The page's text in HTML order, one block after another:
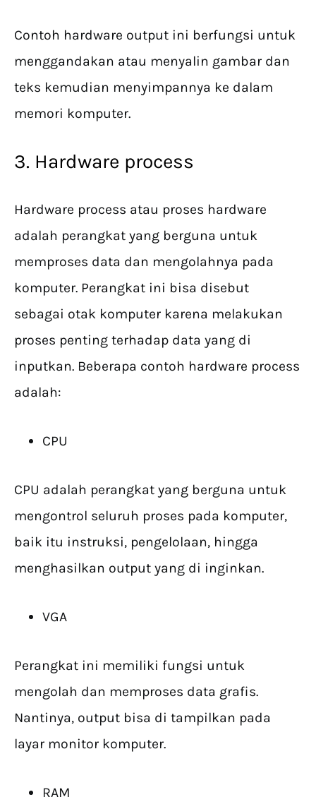
Contoh hardware output ini berfungsi untuk
menggandakan atau menyalin gambar dan
teks kemudian menyimpannya ke dalam
memori komputer.
3. Hardware process
Hardware process atau proses hardware
adalah perangkat yang berguna untuk
memproses data dan mengolahnya pada
komputer. Perangkat ini bisa disebut
sebagai otak komputer karena melakukan
proses penting terhadap data yang di
inputkan. Beberapa contoh hardware process
adalah:
CPU
CPU adalah perangkat yang berguna untuk
mengontrol seluruh proses pada komputer,
baik itu instruksi, pengelolaan, hingga
menghasilkan output yang di inginkan.
VGA
Perangkat ini memiliki fungsi untuk
mengolah dan memproses data grafis.
Nantinya, output bisa di tampilkan pada
layar monitor komputer.
RAM